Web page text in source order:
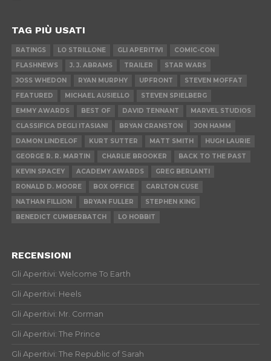
TAG PIÙ USATI
RATINGS LO STRILLONE GLI APERITIVI
COMIC-CON
FLASHNEWS
J. J. ABRAMS TRAILER
STAR WARS
JOSS WHEDON
RYAN MURPHY UPFRONT
STEVEN MOFFAT
FEATURED
MICHAEL AUSIELLO
STEVEN SPIELBERG
EMMY AWARDS
BEST OF DAVID TENNANT
MARVEL STUDIOS
CLASSIFICA DEGLI ITASIANI
BRYAN CRANSTON
JON HAMM
DAMON LINDELOF
KURT SUTTER MATT SMITH
HUGH LAURIE
GEORGE R. R. MARTIN
CHARLIE BROOKER
BACK TO THE PAST
KEVIN SPACEY
ACADEMY AWARDS
GREG BERLANTI
RONALD D. MOORE
BOX OFFICE
CARLTON CUSE
NATHAN FILLION
BRYAN FULLER
STEPHEN KING
BENEDICT CUMBERBATCH
LO HOBBIT
RECENSIONI
Gli Aperitivi: Welcome To Earth
Gli Aperitivi: Heels
Gli Aperitivi: Mr. Corman
Gli Aperitivi: The Prince
Gli Aperitivi: The Republic of Sarah